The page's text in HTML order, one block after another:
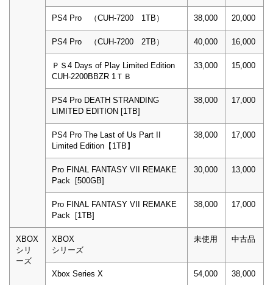
PS4 Pro （CUH-7200 1TB） 38,000 20,000
PS4 Pro （CUH-7200 2TB） 40,000 16,000
ＰＳ4 Days of Play Limited Edition
CUH-2200BBZR 1ＴＢ
33,000 15,000
PS4 Pro DEATH STRANDING
LIMITED EDITION [1TB]
38,000 17,000
PS4 Pro The Last of Us Part II
Limited Edition【1TB】
38,000 17,000
Pro FINAL FANTASY VII REMAKE
Pack [500GB]
30,000 13,000
Pro FINAL FANTASY VII REMAKE
Pack [1TB]
38,000 17,000
XBOX
シリ
ーズ
XBOX
シリーズ
未使用 中古品
Xbox Series X 54,000 38,000